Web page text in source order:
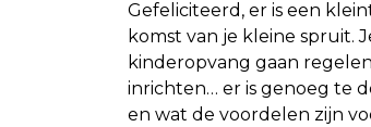
Gefeliciteerd, er is een
komst van je kleine spruit.
kinderopvang gaan
inrichten… er is genoeg te
en wat de voordelen zijn